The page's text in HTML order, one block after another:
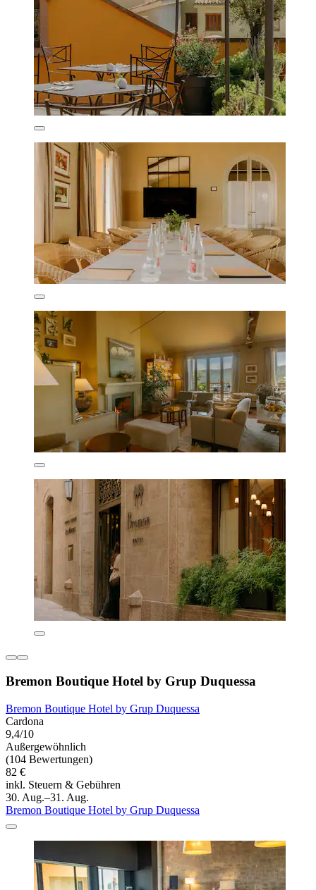
Bremon Boutique Hotel by Grup Duquessa
Bremon Boutique Hotel by Grup Duquessa
Cardona
9,4/10
Außergewöhnlich
(104 Bewertungen)
82 €
inkl. Steuern & Gebühren
30. Aug.–31. Aug.
Bremon Boutique Hotel by Grup Duquessa